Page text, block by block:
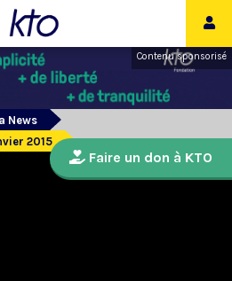
Contenu sponsorisé
News
2015
Faire un don à KTO